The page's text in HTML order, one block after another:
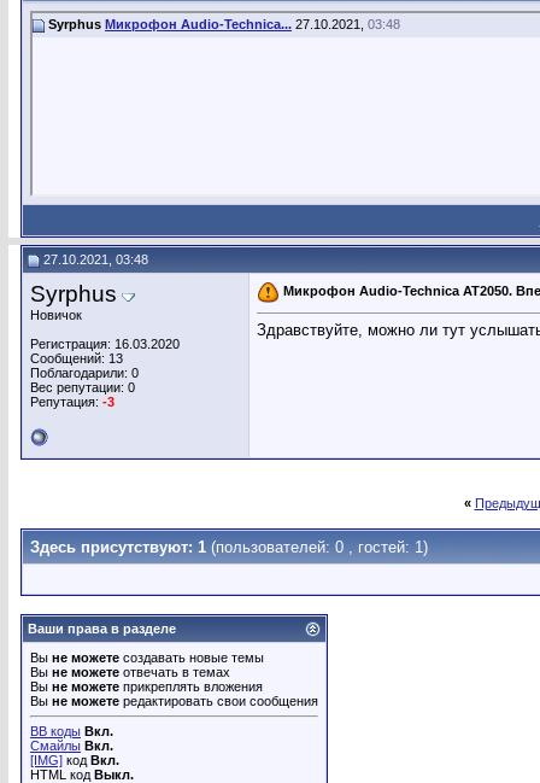
Syrphus Микрофон Audio-Technica... 27.10.2021, 03:48
27.10.2021, 03:48
Syrphus
Новичок
Регистрация: 16.03.2020
Сообщений: 13
Поблагодарили: 0
Вес репутации: 0
Репутация: -3
Микрофон Audio-Technica АТ2050.
Здравствуйте, можно ли тут
«
Здесь присутствуют: 1 (пользователей: 0 , гостей: 1)
Ваши права в разделе
Вы не можете создавать новые темы
Вы не можете отвечать в темах
Вы не можете прикреплять вложения
Вы не можете редактировать свои сообщения
BB коды Вкл.
Смайлы Вкл.
[IMG] код Вкл.
HTML код Выкл.